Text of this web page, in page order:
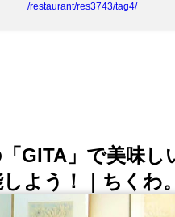
/restaurant/res3743/tag4/
GITA」で美味し
よう！｜ちくわ。